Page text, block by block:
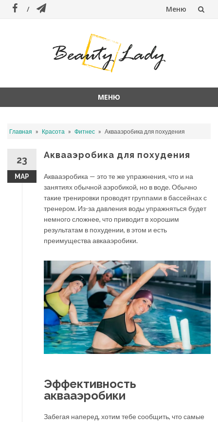
Меню
МЕНЮ
содержанию
Главная » Красота » Фитнес » Аквааэробика для похудения
23
МАР
Аквааэробика для похудения
Аквааэробика — это те же упражнения, что и на
занятиях обычной аэробикой, но в воде. Обычно
такие тренировки проводят группами в бассейнах с
тренером. Из-за давления воды упражняться будет
немного сложнее, что приводит в хорошим
результатам в похудении, в этом и есть
преимущества авкааэробики.
Эффективность
аквааэробики
Забегая наперед, хотим тебе сообщить, что самые